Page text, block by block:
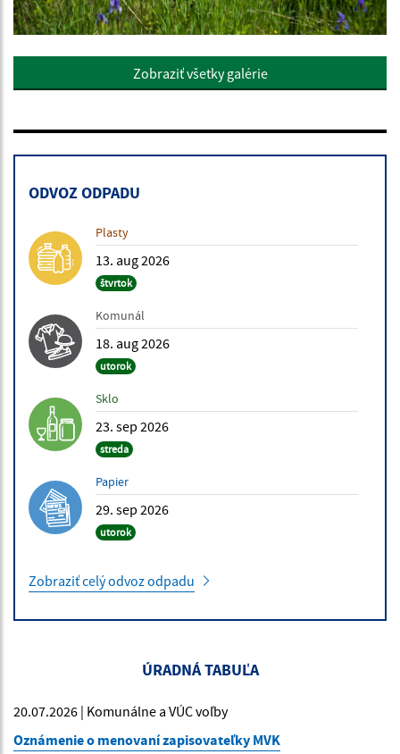
Zobraziť všetky galérie
ODVOZ ODPADU
Plasty
13. aug 2026
štvrtok
Komunál
18. aug 2026
utorok
Sklo
23. sep 2026
streda
Papier
29. sep 2026
utorok
Zobraziť celý odvoz odpadu
ÚRADNÁ TABUĽA
20.07.2026 | Komunálne a VÚC voľby
Oznámenie o menovaní zapisovateľky MVK